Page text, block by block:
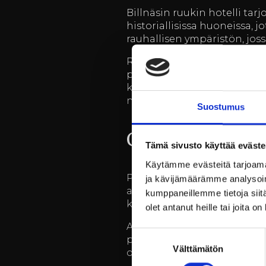
Suostumus
Tämä sivusto käyttää
Käytämme evästeitä
ja kävijämäärämme
kumppaneillemme tietoja
olet antanut heille tai joita
valinta
Välttämätön
Billnäsin ruukin hotelli
historiallisissa huoneissa,
rauhallisen ympäristön,
Ruukin ravintola tarjoaa
paikallisia ja laadukkaita
kyseessä kolmen
nauttii illasta.
Ohjelmaa ja
Pikkujoulut Billnäsin
aktiviteetteja, jotka
kuten musiikkiesityksiin,
Aktiviteetit voidaan
patikointi tai melonta,
on tarjolla monenlaista